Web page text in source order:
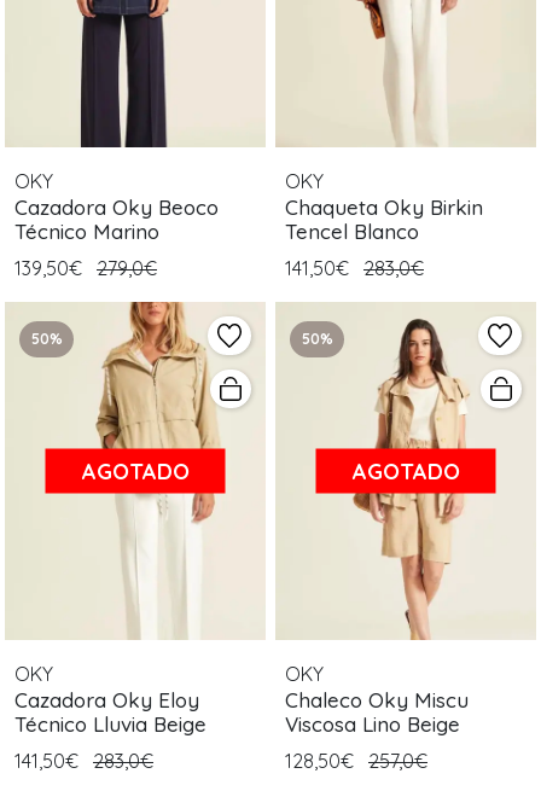
OKY
Cazadora Oky Beoco
Técnico Marino
139,50€ 279,0€
OKY
Chaqueta Oky Birkin
Tencel Blanco
141,50€ 283,0€
50%
AGOTADO
OKY
Cazadora Oky Eloy
Técnico Lluvia Beige
141,50€ 283,0€
50%
AGOTADO
OKY
Chaleco Oky Miscu
Viscosa Lino Beige
128,50€ 257,0€